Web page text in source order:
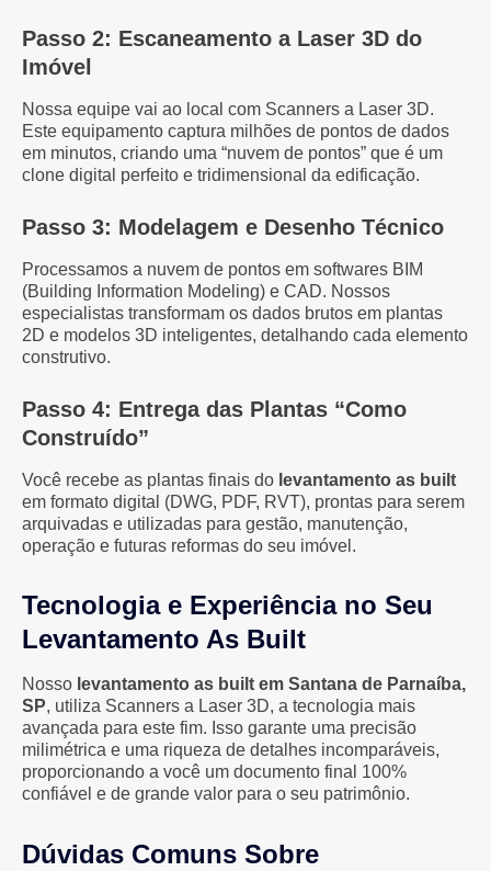
Passo 2: Escaneamento a Laser 3D do
Imóvel
Nossa equipe vai ao local com Scanners a Laser 3D.
Este equipamento captura milhões de pontos de dados
em minutos, criando uma “nuvem de pontos” que é um
clone digital perfeito e tridimensional da edificação.
Passo 3: Modelagem e Desenho Técnico
Processamos a nuvem de pontos em softwares BIM
(Building Information Modeling) e CAD. Nossos
especialistas transformam os dados brutos em plantas
2D e modelos 3D inteligentes, detalhando cada elemento
construtivo.
Passo 4: Entrega das Plantas “Como
Construído”
Você recebe as plantas finais do levantamento as built
em formato digital (DWG, PDF, RVT), prontas para serem
arquivadas e utilizadas para gestão, manutenção,
operação e futuras reformas do seu imóvel.
Tecnologia e Experiência no Seu
Levantamento As Built
Nosso levantamento as built em Santana de Parnaíba,
SP, utiliza Scanners a Laser 3D, a tecnologia mais
avançada para este fim. Isso garante uma precisão
milimétrica e uma riqueza de detalhes incomparáveis,
proporcionando a você um documento final 100%
confiável e de grande valor para o seu patrimônio.
Dúvidas Comuns Sobre